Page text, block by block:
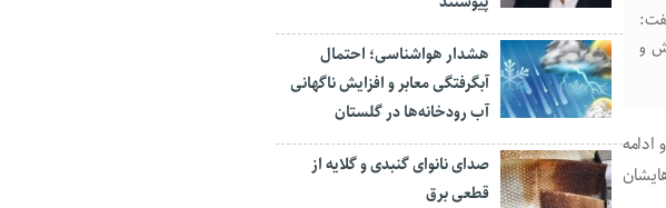
و
ادامه
هشدار هواشناسی؛ احتمال
آبگرفتگی معابر و افزایش ناگهانی
آب رودخانه‌ها در گلستان
صدای نانوای گنبدی و گلایه از
قطعی برق